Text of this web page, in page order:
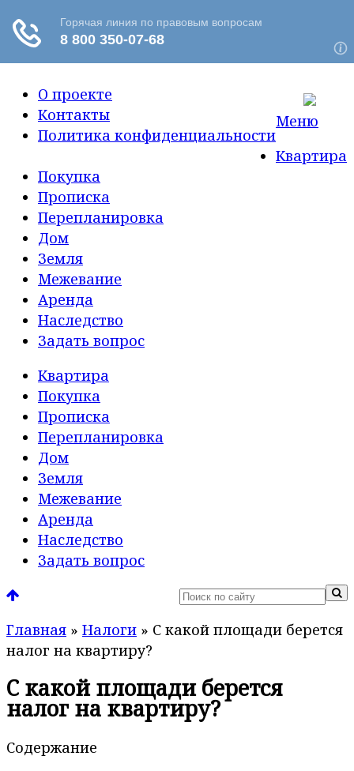
О проекте
Контакты
Политика конфиденциальности
Меню
Квартира
Покупка
Прописка
Перепланировка
Дом
Земля
Межевание
Аренда
Наследство
Задать вопрос
Квартира
Покупка
Прописка
Перепланировка
Дом
Земля
Межевание
Аренда
Наследство
Задать вопрос
Главная » Налоги » С какой площади берется
налог на квартиру?
С какой площади берется
налог на квартиру?
Содержание